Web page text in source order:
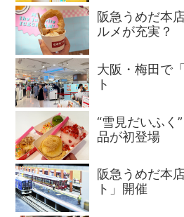
阪急うめだ本
ルメが充実？
大阪・梅田で
ト
“雪見だいふく
品が初登場
阪急うめだ本
ト」開催